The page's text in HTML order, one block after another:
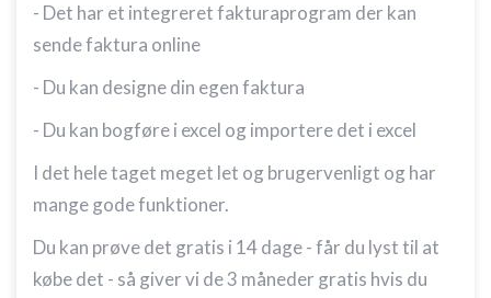
- Det har et integreret fakturaprogram der kan
sende faktura online
- Du kan designe din egen faktura
- Du kan bogføre i excel og importere det i excel
I det hele taget meget let og brugervenligt og har
mange gode funktioner.
Du kan prøve det gratis i 14 dage - får du lyst til at
købe det - så giver vi de 3 måneder gratis hvis du